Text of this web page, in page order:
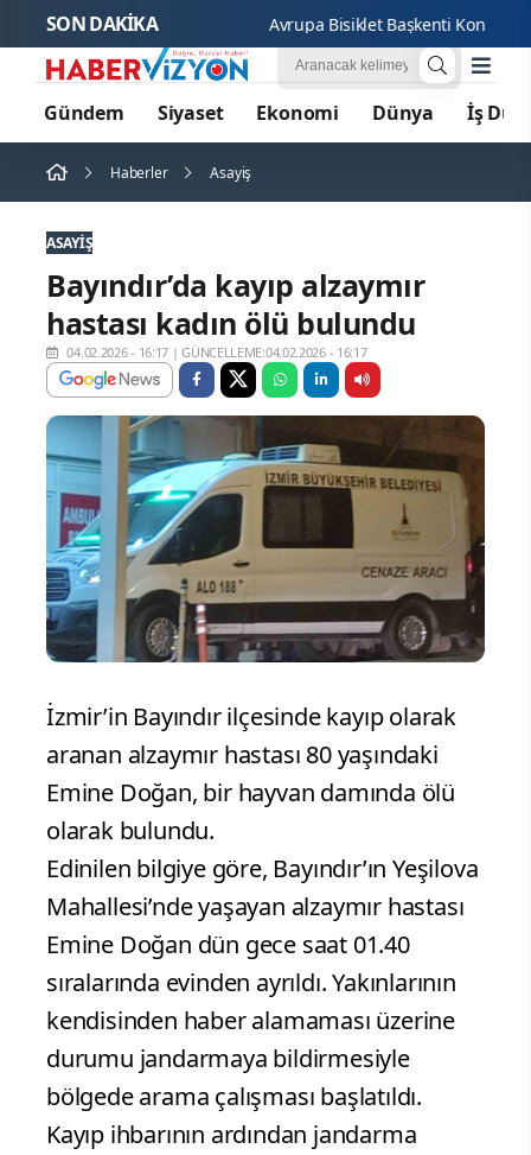
SON DAKİKA Avrupa Bisiklet Başkenti Konya'da
Gündem Siyaset Ekonomi Dünya İş
Haberler Asayiş
ASAYIŞ
Bayındır’da kayıp alzaymır
hastası kadın ölü bulundu
04.02.2026 - 16:17 |GÜNCELLEME:04.02.2026 - 16:17
İzmir’in Bayındır ilçesinde kayıp olarak
aranan alzaymır hastası 80 yaşındaki
Emine Doğan, bir hayvan damında ölü
olarak bulundu.
Edinilen bilgiye göre, Bayındır’ın Yeşilova
Mahallesi’nde yaşayan alzaymır hastası
Emine Doğan dün gece saat 01.40
sıralarında evinden ayrıldı. Yakınlarının
kendisinden haber alamaması üzerine
durumu jandarmaya bildirmesiyle
bölgede arama çalışması başlatıldı.
Kayıp ihbarının ardından jandarma